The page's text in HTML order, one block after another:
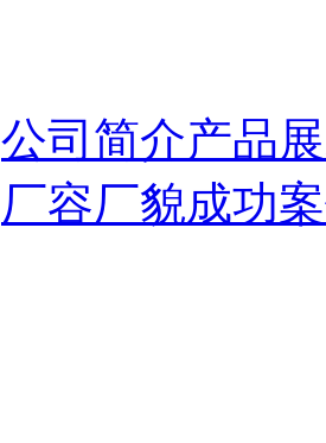
公司简介产品
厂容厂貌成功